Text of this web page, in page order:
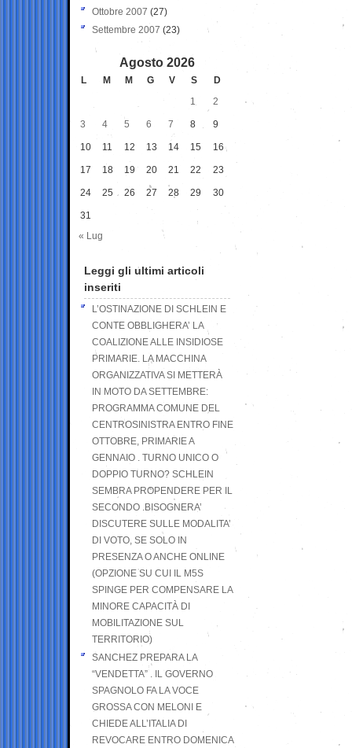
Ottobre 2007 (27)
Settembre 2007 (23)
Agosto 2026
L M M G V S
D
1
2
3 4 5 6 7 8 9
10 11 12 13 14 15 16
17 18 19 20 21 22 23
24 25 26 27 28 29 30
31
« Lug
Leggi gli ultimi articoli
inseriti
L’OSTINAZIONE DI SCHLEIN E
CONTE OBBLIGHERA’ LA
COALIZIONE ALLE INSIDIOSE
PRIMARIE. LA MACCHINA
ORGANIZZATIVA SI METTERÀ
IN MOTO DA SETTEMBRE:
PROGRAMMA COMUNE DEL
CENTROSINISTRA ENTRO FINE
OTTOBRE, PRIMARIE A
GENNAIO . TURNO UNICO O
DOPPIO TURNO? SCHLEIN
SEMBRA PROPENDERE PER IL
SECONDO .BISOGNERA’
DISCUTERE SULLE MODALITA’
DI VOTO, SE SOLO IN
PRESENZA O ANCHE ONLINE
(OPZIONE SU CUI IL M5S
SPINGE PER COMPENSARE LA
MINORE CAPACITÀ DI
MOBILITAZIONE SUL
TERRITORIO)
SANCHEZ PREPARA LA
“VENDETTA” . IL GOVERNO
SPAGNOLO FA LA VOCE
GROSSA CON MELONI E
CHIEDE ALL’ITALIA DI
REVOCARE ENTRO DOMENICA